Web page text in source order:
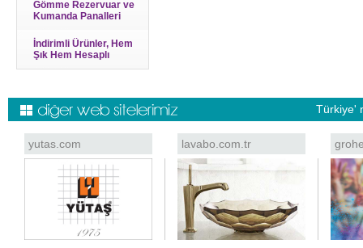
Gömme Rezervuar ve
Kumanda Panalleri
İndirimli Ürünler, Hem
Şık Hem Hesaplı
Türkiye'
yutas.com lavabo.com.tr